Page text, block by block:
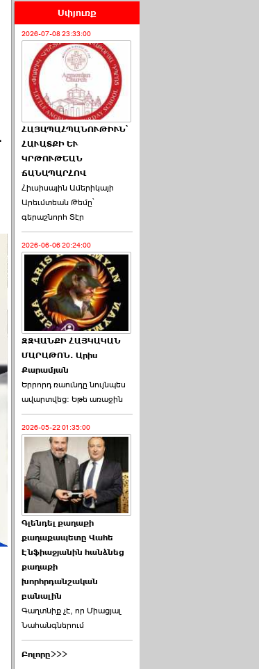
Սփյուռք
2026-07-08 23:33:00
ՀԱՅԱՊԱՀՊԱՆՈՒԹԻՒՆ՝
ՀԱՒԱՏՔԻ ԵՒ
ԿՐԹՈՒԹԵԱՆ
ՃԱՆԱՊԱՐՀՈՎ
Հիւսիսային Ամերիկայի
Արեւմտեան Թեմը՝
գերաշնորհ Տէր
2026-06-06 20:24:00
ԶԶՎԱՆՔԻ ՀԱՅԿԱԿԱՆ
ՄԱՐԱԹՈՆ. Արիս
Քարամյան
Երրորդ ռաունդը նույնպես
ավարտվեց։ Եթե առաջին
2026-05-22 01:35:00
Գլենդել քաղաքի
քաղաքապետը Վահե
Էնֆիաջյանին հանձնեց
քաղաքի
խորհրդանշական
բանալին
Գաղտնիք չէ, որ Միացյալ
Նահանգներում
Բոլորը>>>